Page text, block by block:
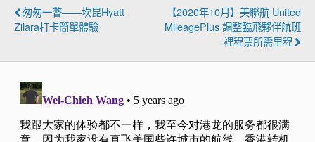
匆匆一瞥——坎昆Hyatt
Zilara打卡簡單體驗
【2020年10月】美聯航 United
MileagePlus 調整臨飛夥伴航班
裡程票所需里程